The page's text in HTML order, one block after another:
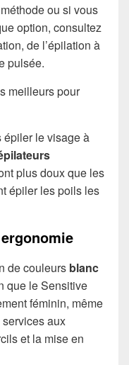
ou si vous
option, consultez
de l’épilation à
pulsée.
meilleurs pour
épiler le visage à
plus doux que les
épiler les poils les
de couleurs blanc
que le Sensitive
féminin, même
aux
et la mise en